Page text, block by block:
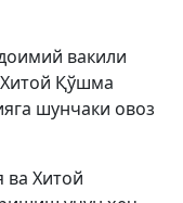
вакили
Қўшма
шунчаки овоз
Хитой